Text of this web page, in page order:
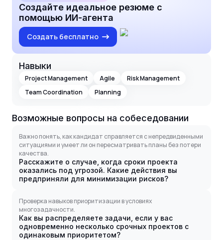
Создайте идеальное резюме с
помощью ИИ-агента
Создать бесплатно
Навыки
Project Management Agile
Risk Management
Team Coordination
Planning
Возможные вопросы на собеседовании
Важно понять, как кандидат справляется с непредвиденными
ситуациями и умеет ли он пересматривать планы без потери
качества.
Расскажите о случае, когда сроки проекта
оказались под угрозой. Какие действия вы
предприняли для минимизации рисков?
Проверка навыков приоритизации в условиях
многозадачности.
Как вы распределяете задачи, если у вас
одновременно несколько срочных проектов с
одинаковым приоритетом?